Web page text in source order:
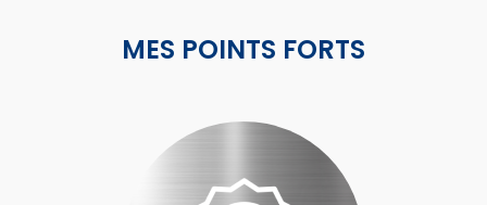
MES POINTS FORTS